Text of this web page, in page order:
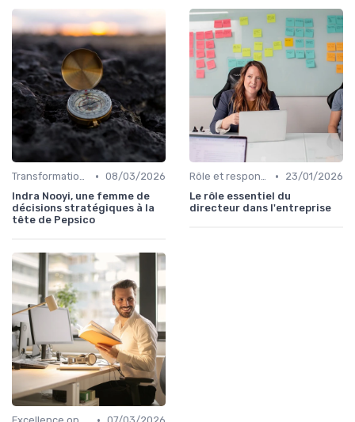
Transformation digitale de l’entreprise • 08/03/2026
Indra Nooyi, une femme de
décisions stratégiques à la
tête de Pepsico
Rôle et responsabilités du CEO •
23/01/2026
Le rôle essentiel du
directeur dans l'entreprise